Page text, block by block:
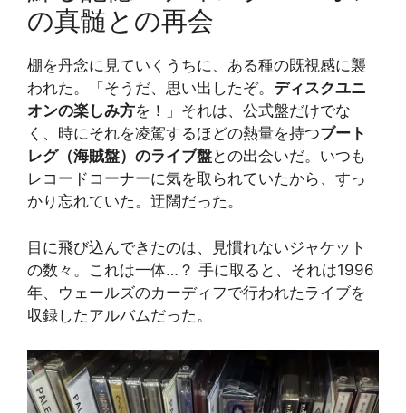
の真髄との再会
棚を丹念に見ていくうちに、ある種の既視感に襲
われた。「そうだ、思い出したぞ。 ディスクユニ
オンの楽しみ方を！」それは、公式盤だけでな
く、時にそれを凌駕するほどの熱量を持つブート
レグ（海賊盤）のライブ盤との出会いだ。いつも
レコードコーナーに気を取られていたから、すっ
かり忘れていた。迂闊だった。
目に飛び込んできたのは、見慣れないジャケット
の数々。これは一体…？ 手に取ると、それは1996
年、ウェールズのカーディフで行われたライブを
収録したアルバムだった。